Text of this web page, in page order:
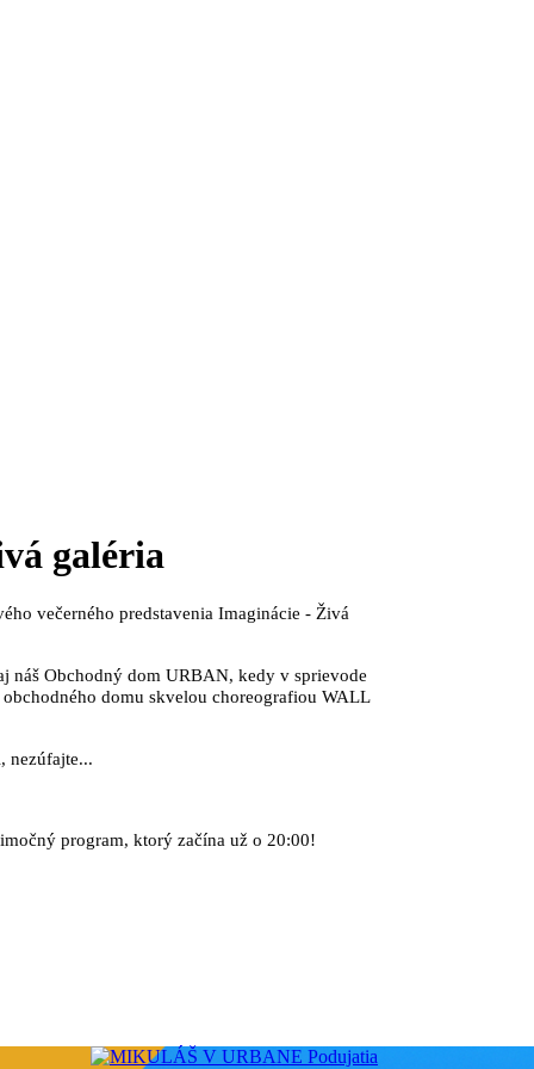
galéria
večerného predstavenia Imaginácie - Živá
náš Obchodný dom URBAN, kedy v sprievode
domu skvelou choreografiou WALL
nezúfajte...
čný program, ktorý začína už o 20:00!
Podujatia